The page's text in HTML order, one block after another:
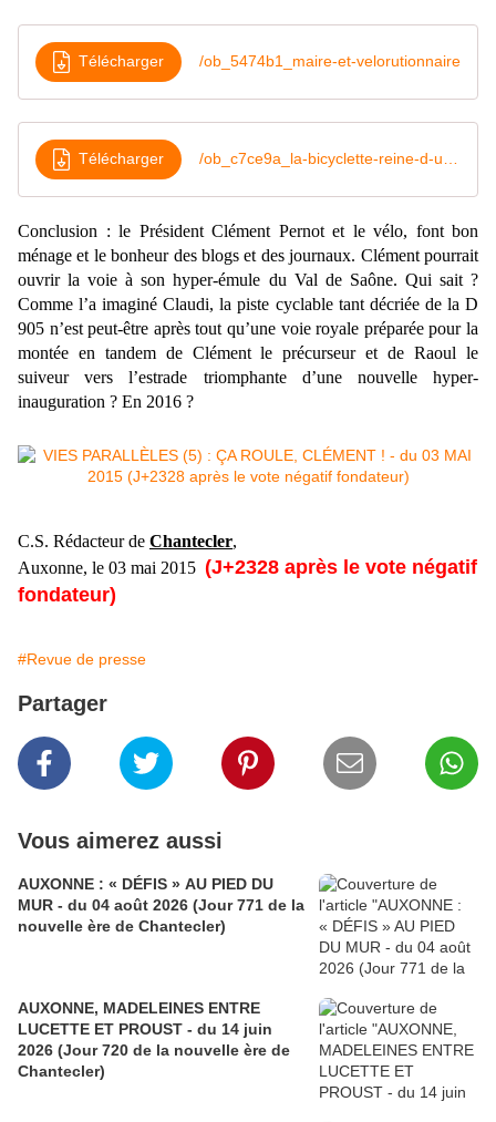
Télécharger /ob_5474b1_maire-et-velorutionnaire
Télécharger /ob_c7ce9a_la-bicyclette-reine-d-un-jour
Conclusion : le Président Clément Pernot et le vélo, font bon
ménage et le bonheur des blogs et des journaux. Clément pourrait
ouvrir la voie à son hyper-émule du Val de Saône. Qui sait ?
Comme l’a imaginé Claudi, la piste cyclable tant décriée de la D
905 n’est peut-être après tout qu’une voie royale préparée pour la
montée en tandem de Clément le précurseur et de Raoul le
suiveur vers l’estrade triomphante d’une nouvelle hyper-
inauguration ? En 2016 ?
C.S. Rédacteur de Chantecler,
Auxonne, le 03 mai 2015 (J+2328 après le vote négatif
fondateur)
#Revue de presse
Partager
Vous aimerez aussi
AUXONNE : « DÉFIS » AU PIED DU
MUR - du 04 août 2026 (Jour 771 de la
nouvelle ère de Chantecler)
AUXONNE, MADELEINES ENTRE
LUCETTE ET PROUST - du 14 juin
2026 (Jour 720 de la nouvelle ère de
Chantecler)